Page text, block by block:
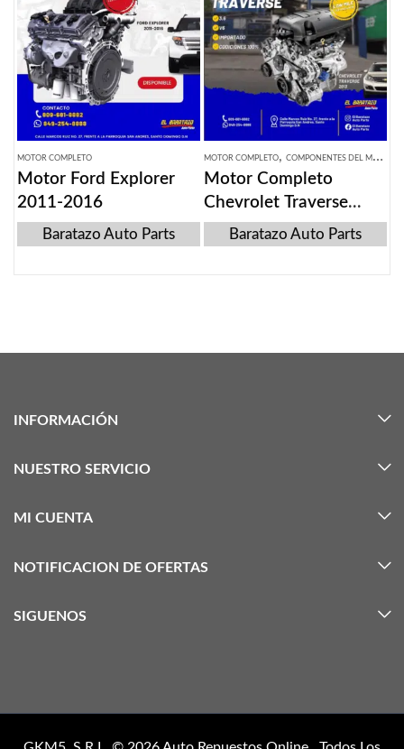
MOTOR COMPLETO
Motor Ford Explorer
2011-2016
Baratazo Auto Parts
MOTOR COMPLETO, COMPONENTES DEL MOTOR
Motor Completo
Chevrolet Traverse
2013Baratazo Auto Parts
INFORMACIÓN
NUESTRO SERVICIO
MI CUENTA
NOTIFICACION DE OFERTAS
SIGUENOS